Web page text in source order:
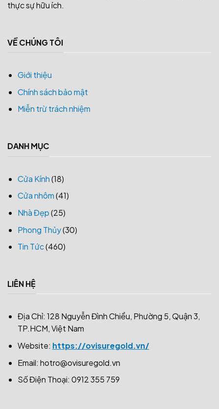
thực sự hữu ích.
VỀ CHÚNG TÔI
Giới thiệu
Chính sách bảo mật
Miễn trừ trách nhiệm
DANH MỤC
Cửa Kính(18)
Cửa nhôm(41)
Nhà Đẹp(25)
Phong Thủy(30)
Tin Tức(460)
LIÊN HỆ
Địa Chỉ: 128 Nguyễn Đình Chiểu, Phường 5, Quận 3,
TP.HCM, Việt Nam
Website: https://ovisuregold.vn/
Email: hotro@ovisuregold.vn
Số Điện Thoại: 0912 355 759